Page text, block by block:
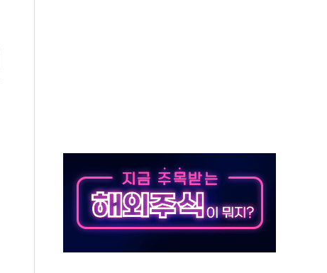
동…60대 남성 2명 숨져
보는 일 없게"…'결혼 페널티' 22개 과제 손본다
의 날 참석..."국제적 시민 연대로 목소리 내야"
실종 60대 나흘만에 숨진 채 발견
살해 10대 아들 체포
받아친 정청래…제주 연설서 신경전 고조
지시…與 "적극 환영"·野 "졸속 국정"
보…10일까지 최대 3.5m 높은 물결
명…정부, 비상대응기구 가동